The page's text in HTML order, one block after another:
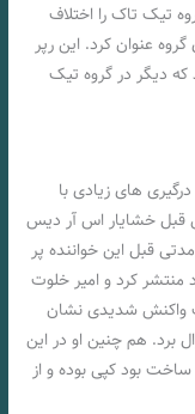
تیک تاک را اختلاف
عنوان کرد. این رپر
دیگر در گروه تیک
‌های زیادی با
قبل خشایار اس آر دیس
قبل این خواننده پر
منتشر کرد و امیر خلوت
واکنش شدیدی نشان
برد. هم چنین او در این
بود کپی بوده و از